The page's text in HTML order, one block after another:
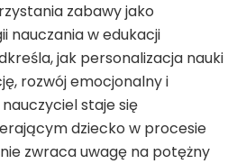
zabawy jako
nauczania w edukacji
jak personalizacja nauki
rozwój emocjonalny i
staje się
dziecko w procesie
zwraca uwagę na potężny